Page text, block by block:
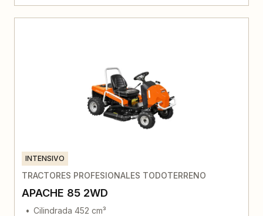
INTENSIVO
TRACTORES PROFESIONALES TODOTERRENO
APACHE 85 2WD
Cilindrada 452 cm³